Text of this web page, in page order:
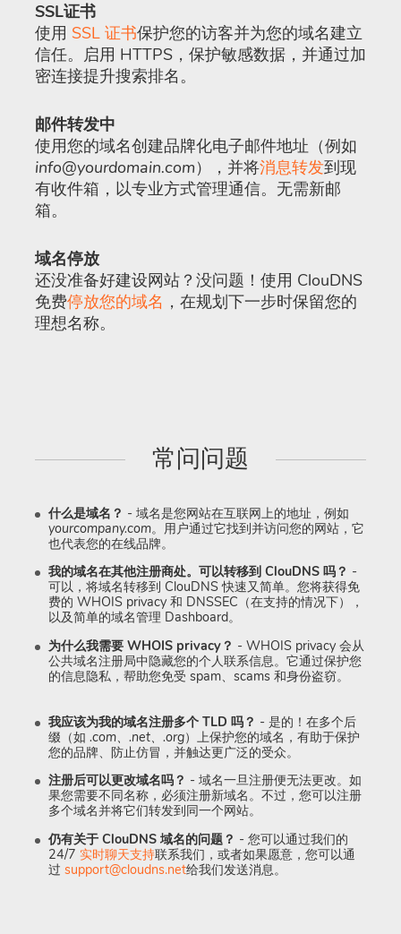
SSL证书
使用 SSL 证书保护您的访客并为您的域名建立
信任。启用 HTTPS，保护敏感数据，并通过加
密连接提升搜索排名。
邮件转发中
使用您的域名创建品牌化电子邮件地址（例如
info@yourdomain.com），并将消息转发到现
有收件箱，以专业方式管理通信。无需新邮
箱。
域名停放
还没准备好建设网站？没问题！使用 ClouDNS
免费停放您的域名 ，在规划下一步时保留您的
理想名称。
常问问题
什么是域名？ - 域名是您网站在互联网上的地址，例如
yourcompany.com。用户通过它找到并访问您的网站，它
也代表您的在线品牌。
我的域名在其他注册商处。可以转移到 ClouDNS 吗？ -
可以，将域名转移到 ClouDNS 快速又简单。您将获得免
费的 WHOIS privacy 和 DNSSEC（在支持的情况下），
以及简单的域名管理 Dashboard。
为什么我需要 WHOIS privacy？ - WHOIS privacy 会从
公共域名注册局中隐藏您的个人联系信息。它通过保护您
的信息隐私，帮助您免受 spam、scams 和身份盗窃。
我应该为我的域名注册多个 TLD 吗？ - 是的！在多个后
缀（如 .com、.net、.org）上保护您的域名，有助于保护
您的品牌、防止仿冒，并触达更广泛的受众。
注册后可以更改域名吗？ - 域名一旦注册便无法更改。如
果您需要不同名称，必须注册新域名。不过，您可以注册
多个域名并将它们转发到同一个网站。
仍有关于 ClouDNS 域名的问题？ - 您可以通过我们的
24/7 实时聊天支持联系我们，或者如果愿意，您可以通
过 support@cloudns.net给我们发送消息。